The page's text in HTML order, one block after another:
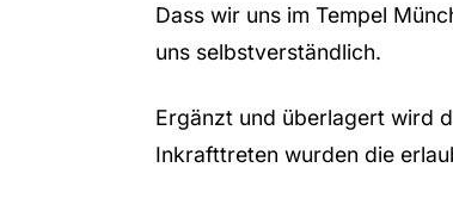
Dass wir uns im Tempel
uns selbstverständlich.
Ergänzt und überlagert wird
Inkrafttreten wurden die